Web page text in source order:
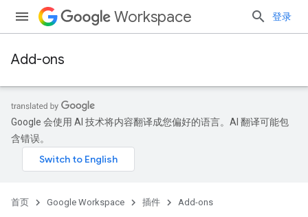
Workspace 登录
Add-ons
Google 会使用 AI 技术将内容翻译成您偏好的语言。AI 翻译可能包
含错误。
首页 Google Workspace 插件 Add-ons